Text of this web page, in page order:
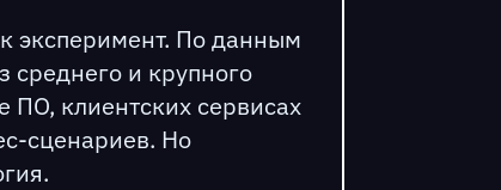
эксперимент. По данным
среднего и крупного
ПО, клиентских сервисах
сценариев. Но